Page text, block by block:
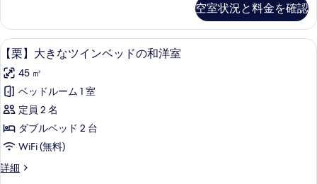
真
を
表
示
す
る
畳
バ
ス
ト
イ
レ
付
の
す
和
室
十
バ
ス
イ
レ
付
の
詳
空室状況と料金を確認
【栗】
大
き
な
ツ
イ
ン
ベ
【栗】大きなツインベッドの和洋室
10
【栗】大きなツインベッドの和洋室
45 ㎡
ベッドルーム 1 室
定員 2 名
ダブルベッド 2 台
WiFi (無料)
詳細
【栗】